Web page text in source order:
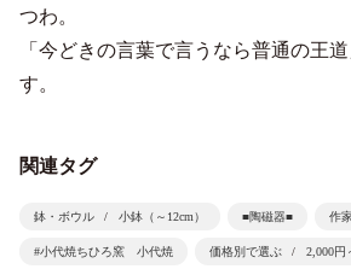
つわ。
「今どきの言葉で言うなら普通の王
す。
関連タグ
鉢・ボウル 小鉢（～12cm） ■陶磁器■ 作
#小代焼ちひろ窯 小代焼 価格別で選ぶ 2,000円